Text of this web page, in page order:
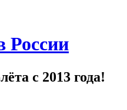
России
с 2013 года!